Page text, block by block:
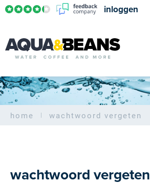
inloggen
home wachtwoord vergeten
wachtwoord vergeten